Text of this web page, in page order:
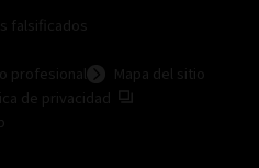
falsificados
profesional
Mapa del sitio
de privacidad(Se abre en una